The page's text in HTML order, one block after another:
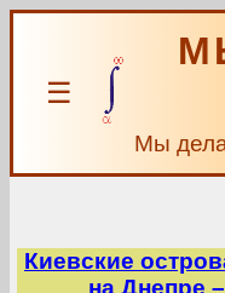
☰
Мы
Киевские
на Днепре